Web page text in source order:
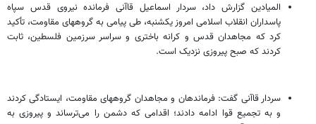
المیادین گزارش داد، سردار اسماعیل قاآنی فرمانده نیروی قدس سپاه
پاسداران انقلاب اسلامی امروز یکشنبه، طی پیامی به گروههای مقاومت، تأکید
کرد که مجاهدان قدس و کرانه باختری و سراسر سرزمین فلسطین، ثابت
کردند که صبح پیروزی نزدیک است.
سردار قاآنی گفت: فرماندهان و مجاهدان گروههای مقاومت، ایستادگی کردند
و به تجمیع قوا ادامه دادند؛ اقدامی که دشمن را می‌ترساند و پیروزی به